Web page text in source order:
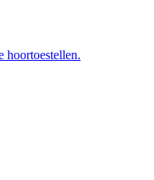
hoortoestellen.